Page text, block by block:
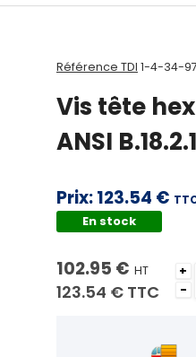
Référence TDI 1-4-34-
Vis tête
ANSI
Prix:123.54 €
En stock
102.95 € HT
123.54 € TTC
+
-